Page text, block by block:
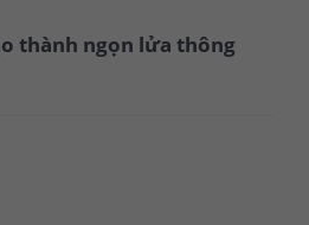
thành ngọn lửa thông